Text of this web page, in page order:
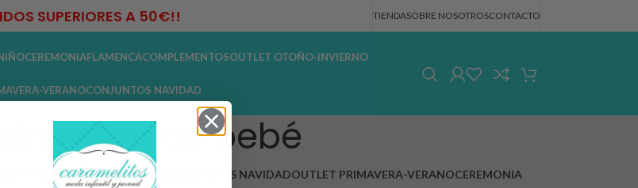
SUPERIORES A 50€!! TIENDASOBRE NOSOTROSCONTACTO
CEREMONIAFLAMENCACOMPLEMENTOSOUTLET OTOÑO-INVIERNO
VERANOCONJUNTOS NAVIDAD
mangas bebé
ZAPATOSCOMPLEMENTOS CONJUNTOS NAVIDADOUTLET PRIMAVERA-VERANOCEREMONIA